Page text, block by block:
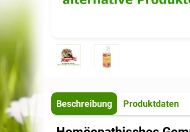
Beschreibung Produktdaten